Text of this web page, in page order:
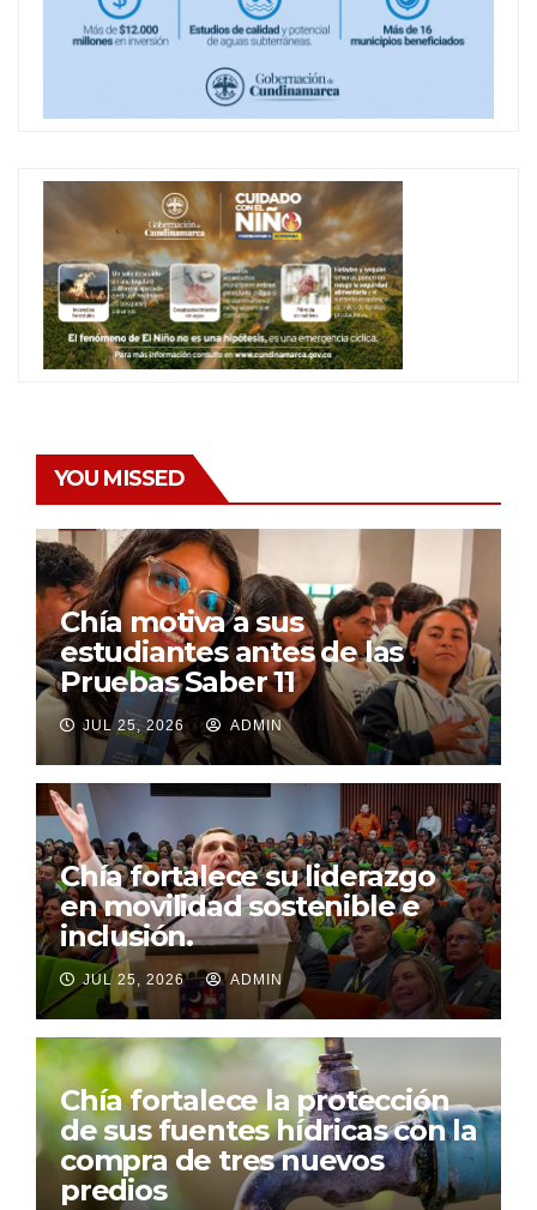
YOU MISSED
Chía motiva a sus
estudiantes antes de las
Pruebas Saber 11
JUL 25, 2026 ADMIN
Chía fortalece su liderazgo
en movilidad sostenible e
inclusión.
JUL 25, 2026 ADMIN
Chía fortalece la protección
de sus fuentes hídricas con la
compra de tres nuevos
predios